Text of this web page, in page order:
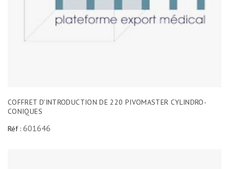
COFFRET D'INTRODUCTION DE 220 PIVOMASTER CYLINDRO-
CONIQUES
Réf : 601646